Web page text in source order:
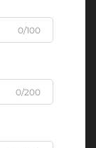
0/100
0/200